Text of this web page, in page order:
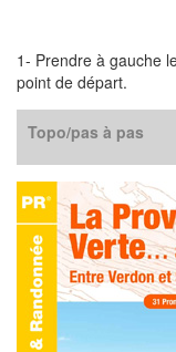
1- Prendre à gauche
point de départ.
Topo/pas à pas